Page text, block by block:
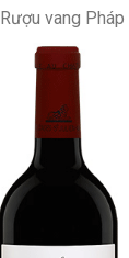
Rượu vang Pháp